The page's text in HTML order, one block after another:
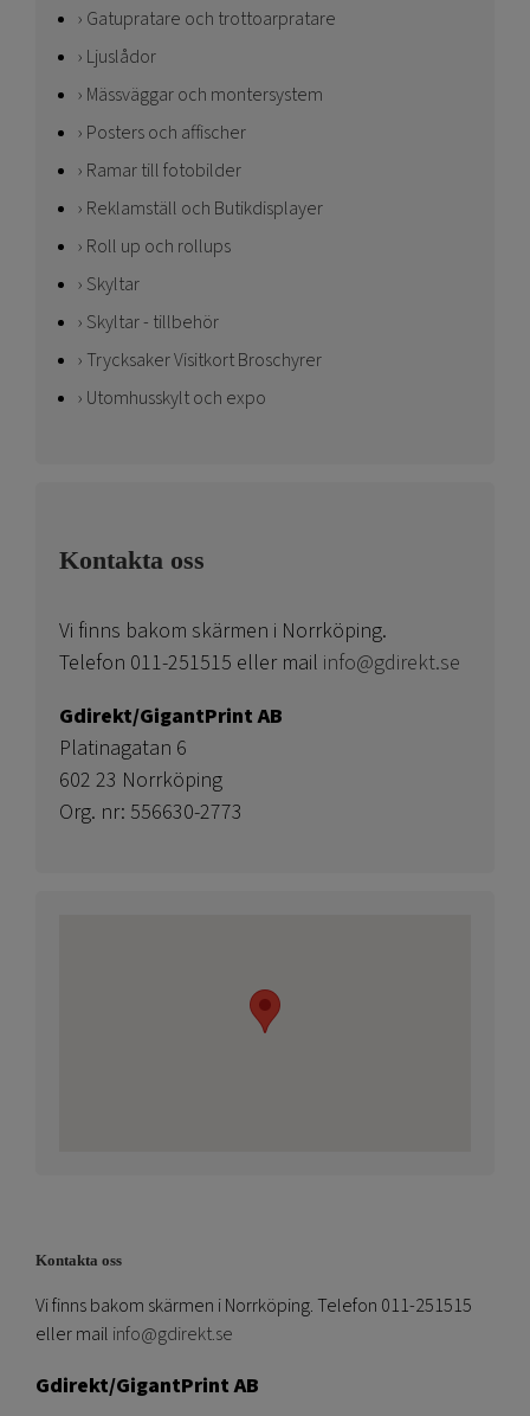
Gatupratare och trottoarpratare
Ljuslådor
Mässväggar och montersystem
Posters och affischer
Ramar till fotobilder
Reklamställ och Butikdisplayer
Roll up och rollups
Skyltar
Skyltar - tillbehör
Trycksaker Visitkort Broschyrer
Utomhusskylt och expo
Kontakta oss
Vi finns bakom skärmen i Norrköping.
Telefon 011-251515 eller mail info@gdirekt.se
Gdirekt/GigantPrint AB
Platinagatan 6
602 23 Norrköping
Org. nr: 556630-2773
Kontakta oss
Vi finns bakom skärmen i Norrköping. Telefon 011-251515
eller mail info@gdirekt.se
Gdirekt/GigantPrint AB